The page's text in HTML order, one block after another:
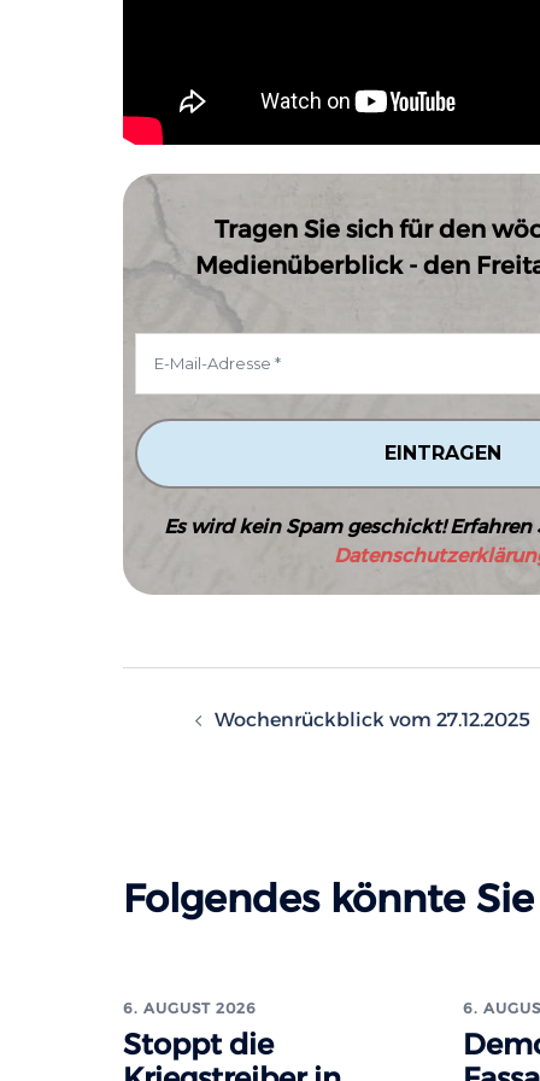
Tragen Sie sich für den
Medienüberblick - den
Es wird kein Spam geschickt! Erfahren
Wochenrückblick vom 27.12.2025
Folgendes könnte
6. AUGUST 2026
Stoppt die
6.